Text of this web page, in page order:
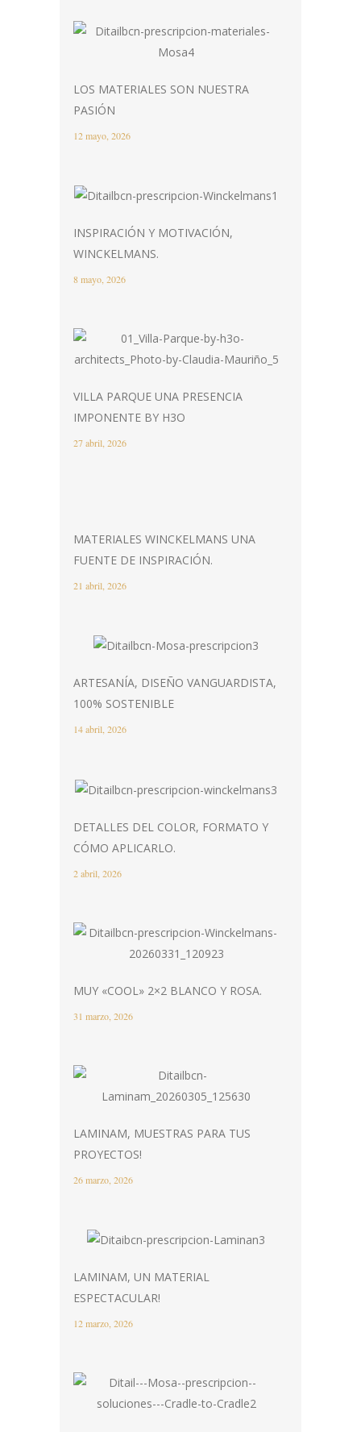
LOS MATERIALES SON NUESTRA
PASIÓN
12 mayo, 2026
INSPIRACIÓN Y MOTIVACIÓN,
WINCKELMANS.
8 mayo, 2026
VILLA PARQUE UNA PRESENCIA
IMPONENTE BY H3O
27 abril, 2026
MATERIALES WINCKELMANS UNA
FUENTE DE INSPIRACIÓN.
21 abril, 2026
ARTESANÍA, DISEÑO VANGUARDISTA,
100% SOSTENIBLE
14 abril, 2026
DETALLES DEL COLOR, FORMATO Y
CÓMO APLICARLO.
2 abril, 2026
MUY «COOL» 2×2 BLANCO Y ROSA.
31 marzo, 2026
LAMINAM, MUESTRAS PARA TUS
PROYECTOS!
26 marzo, 2026
LAMINAM, UN MATERIAL
ESPECTACULAR!
12 marzo, 2026